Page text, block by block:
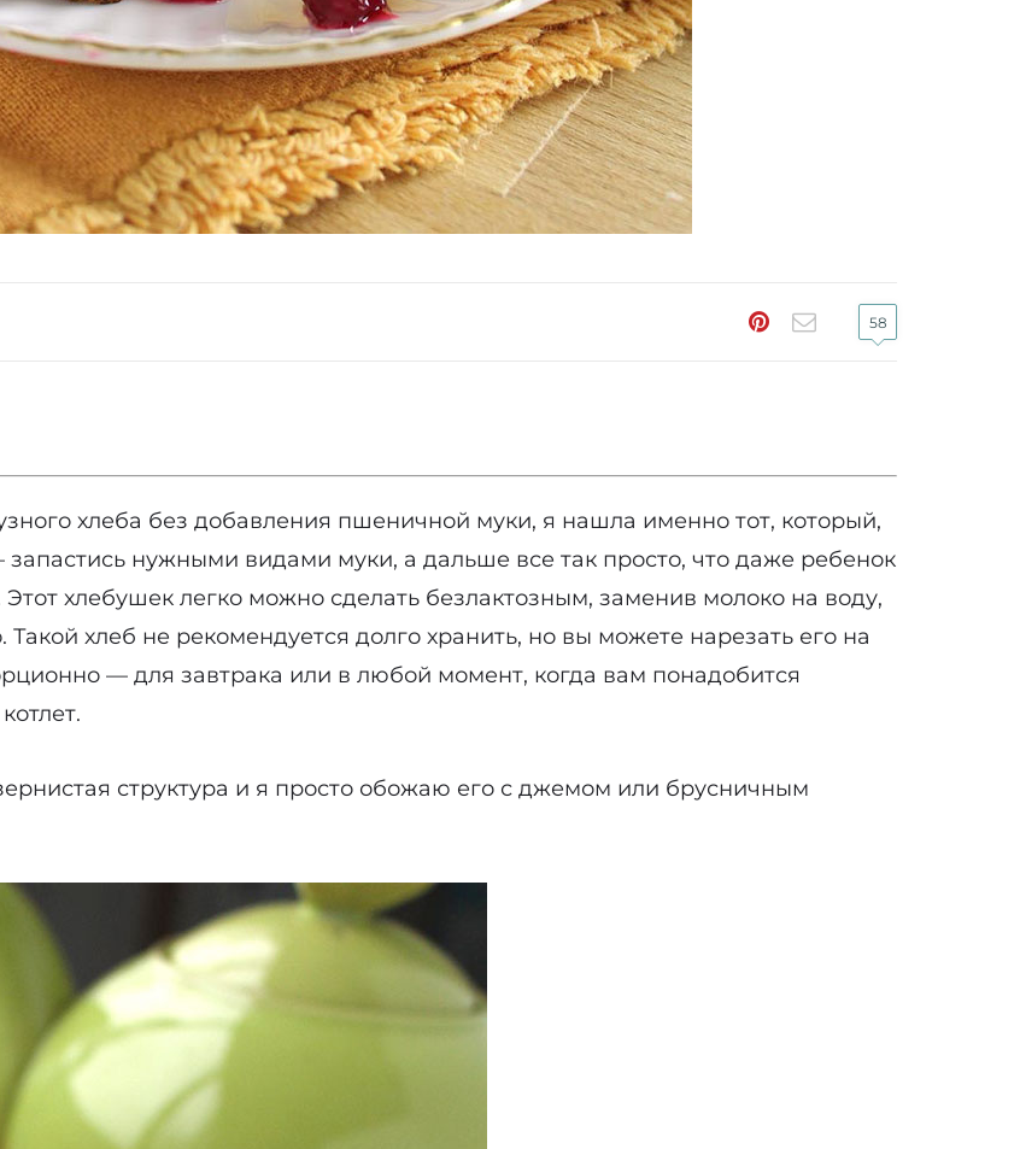
58
хлеба без добавления пшеничной муки, я нашла именно тот, который,
нужными видами муки, а дальше все так просто, что даже ребенок
хлебушек легко можно сделать безлактозным, заменив молоко на воду,
хлеб не рекомендуется долго хранить, но вы можете нарезать его на
— для завтрака или в любой момент, когда вам понадобится
структура и я просто обожаю его с джемом или брусничным